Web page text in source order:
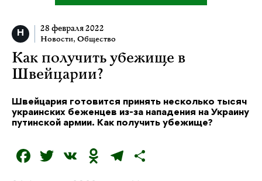
28 февраля 2022
Новости, Общество
Как получить убежище в
Швейцарии?
Швейцария готовится принять несколько тысяч
украинских беженцев из-за нападения на Украину
путинской армии. Как получить убежище?
F
T
V
O
T